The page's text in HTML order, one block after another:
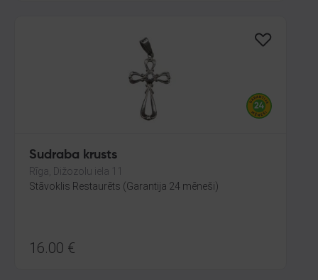
Sudraba krusts
Rīga, Dižozolu iela 11
Stāvoklis Restaurēts (Garantija 24 mēneši)
16.00 €